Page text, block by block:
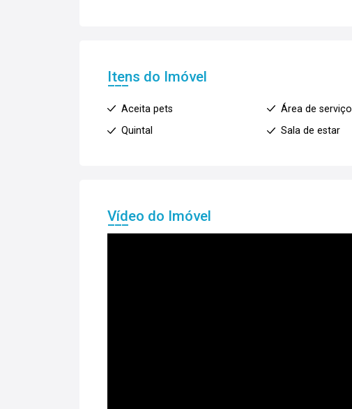
Itens do Imóvel
Aceita pets Área de serviço
Quintal
Sala de estar
Vídeo do Imóvel